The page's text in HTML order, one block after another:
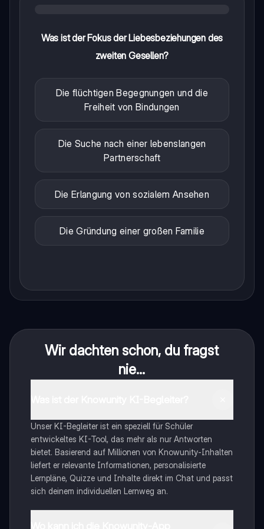
Was ist der Fokus der Liebesbeziehungen des
zweiten Gesellen?
Die flüchtigen Begegnungen und die
Freiheit von Bindungen
Die Suche nach einer lebenslangen
Partnerschaft
Die Erlangung von sozialem Ansehen
Die Gründung einer großen Familie
Wir dachten schon, du fragst
nie...
Unser KI-Begleiter ist ein speziell für Schüler
entwickeltes KI-Tool, das mehr als nur Antworten
bietet. Basierend auf Millionen von Knowunity-Inhalten
liefert er relevante Informationen, personalisierte
Lernpläne, Quizze und Inhalte direkt im Chat und passt
sich deinem individuellen Lernweg an.